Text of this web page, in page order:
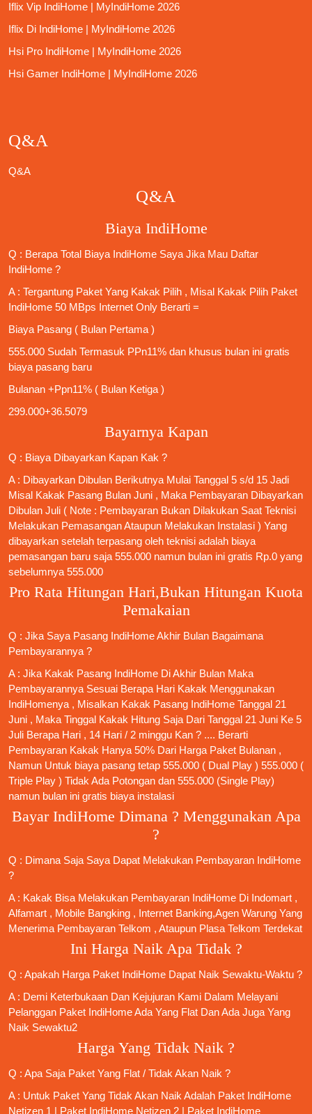
Iflix Vip IndiHome | MyIndiHome 2026
Iflix Di IndiHome | MyIndiHome 2026
Hsi Pro IndiHome | MyIndiHome 2026
Hsi Gamer IndiHome | MyIndiHome 2026
Q&A
Q&A
Q&A
Biaya IndiHome
Q : Berapa Total Biaya IndiHome Saya Jika Mau Daftar
IndiHome ?
A : Tergantung Paket Yang Kakak Pilih , Misal Kakak Pilih Paket
IndiHome 50 MBps Internet Only Berarti =
Biaya Pasang ( Bulan Pertama )
555.000 Sudah Termasuk PPn11% dan khusus bulan ini gratis
biaya pasang baru
Bulanan +Ppn11% ( Bulan Ketiga )
299.000+36.5079
Bayarnya Kapan
Q : Biaya Dibayarkan Kapan Kak ?
A : Dibayarkan Dibulan Berikutnya Mulai Tanggal 5 s/d 15 Jadi
Misal Kakak Pasang Bulan Juni , Maka Pembayaran Dibayarkan
Dibulan Juli ( Note : Pembayaran Bukan Dilakukan Saat Teknisi
Melakukan Pemasangan Ataupun Melakukan Instalasi ) Yang
dibayarkan setelah terpasang oleh teknisi adalah biaya
pemasangan baru saja 555.000 namun bulan ini gratis Rp.0 yang
sebelumnya 555.000
Pro Rata Hitungan Hari,Bukan Hitungan Kuota
Pemakaian
Q : Jika Saya Pasang IndiHomeAkhir Bulan Bagaimana
Pembayarannya ?
A : Jika Kakak Pasang IndiHome Di Akhir Bulan Maka
Pembayarannya Sesuai Berapa Hari Kakak Menggunakan
IndiHomenya , Misalkan Kakak Pasang IndiHome Tanggal 21
Juni , Maka Tinggal Kakak Hitung Saja Dari Tanggal 21 Juni Ke 5
Juli Berapa Hari , 14 Hari / 2 minggu Kan ? .... Berarti
Pembayaran Kakak Hanya 50% Dari Harga Paket Bulanan ,
Namun Untuk biaya pasang tetap 555.000 ( Dual Play ) 555.000 (
Triple Play ) Tidak Ada Potongan dan 555.000 (Single Play)
namun bulan ini gratis biaya instalasi
Bayar IndiHome Dimana ? Menggunakan Apa
?
Q : Dimana Saja Saya Dapat Melakukan Pembayaran IndiHome
?
A : Kakak Bisa Melakukan Pembayaran IndiHome Di Indomart ,
Alfamart , Mobile Bangking , Internet Banking,Agen Warung Yang
Menerima Pembayaran Telkom , Ataupun Plasa Telkom Terdekat
Ini Harga Naik Apa Tidak ?
Q : Apakah Harga Paket IndiHome Dapat Naik Sewaktu-Waktu ?
A : Demi Keterbukaan Dan Kejujuran Kami Dalam Melayani
Pelanggan Paket IndiHome Ada Yang Flat Dan Ada Juga Yang
Naik Sewaktu2
Harga Yang Tidak Naik ?
Q : Apa Saja Paket Yang Flat / Tidak Akan Naik ?
A : Untuk Paket Yang Tidak Akan Naik Adalah Paket IndiHome
Netizen 1 | Paket IndiHome Netizen 2 | Paket IndiHome